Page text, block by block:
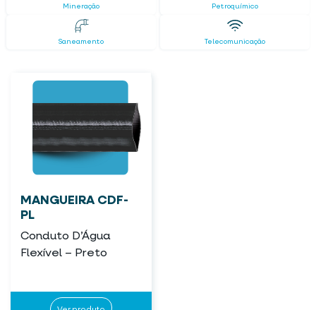
Mineração Petroquímico
Saneamento Telecomunicação
MANGUEIRA CDF-
PL
Conduto D’Água
Flexível – Preto